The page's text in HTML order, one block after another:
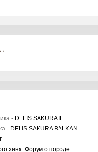
- DELIS SAKURA IL
- DELIS SAKURA BALKAN
хина. Форум о породе